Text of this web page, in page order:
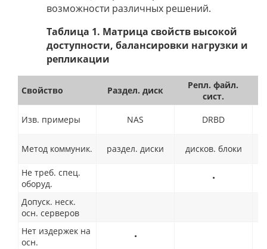
возможности различных решений.
Таблица 1. Матрица свойств высокой
доступности, балансировки нагрузки и
репликации
Свойство Раздел. диск
Репл. файл.
сист.
Изв. примеры NAS DRBD
Метод коммуник. раздел. диски дисков. блоки
Не треб. спец.
оборуд.
•
Допуск. неск.
осн. серверов
Нет издержек на
осн.
•